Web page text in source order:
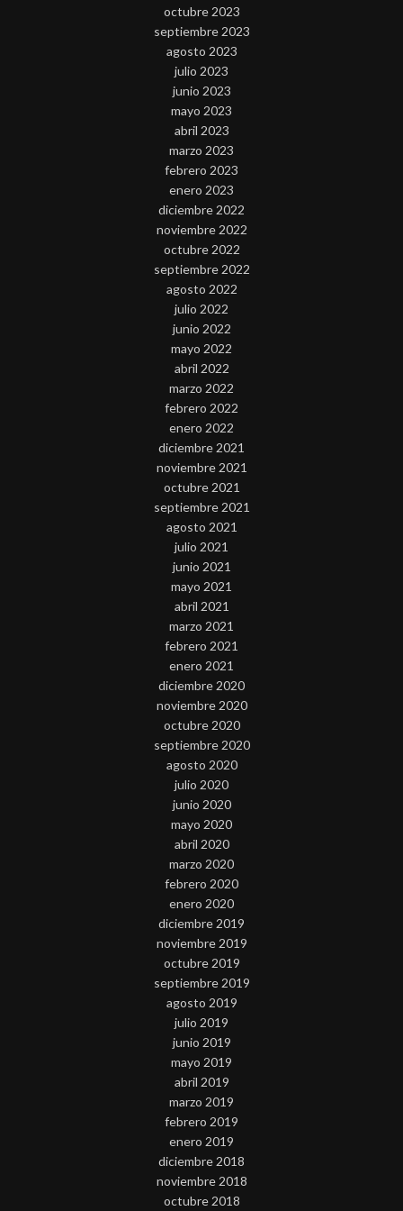
octubre 2023
septiembre 2023
agosto 2023
julio 2023
junio 2023
mayo 2023
abril 2023
marzo 2023
febrero 2023
enero 2023
diciembre 2022
noviembre 2022
octubre 2022
septiembre 2022
agosto 2022
julio 2022
junio 2022
mayo 2022
abril 2022
marzo 2022
febrero 2022
enero 2022
diciembre 2021
noviembre 2021
octubre 2021
septiembre 2021
agosto 2021
julio 2021
junio 2021
mayo 2021
abril 2021
marzo 2021
febrero 2021
enero 2021
diciembre 2020
noviembre 2020
octubre 2020
septiembre 2020
agosto 2020
julio 2020
junio 2020
mayo 2020
abril 2020
marzo 2020
febrero 2020
enero 2020
diciembre 2019
noviembre 2019
octubre 2019
septiembre 2019
agosto 2019
julio 2019
junio 2019
mayo 2019
abril 2019
marzo 2019
febrero 2019
enero 2019
diciembre 2018
noviembre 2018
octubre 2018